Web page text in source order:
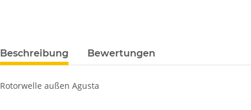
Beschreibung Bewertungen
Rotorwelle außen Agusta